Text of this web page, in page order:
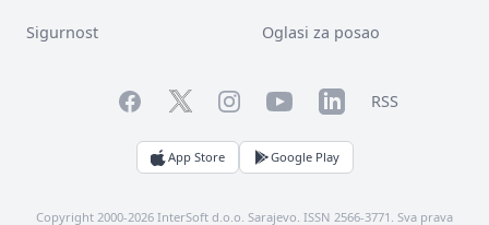
Sigurnost Oglasi za posao
FacebookTwitterInstagramYouTubeLinkedInRSS
App Store Google Play
Copyright 2000-2026 InterSoft d.o.o. Sarajevo. ISSN 2566-3771. Sva prava